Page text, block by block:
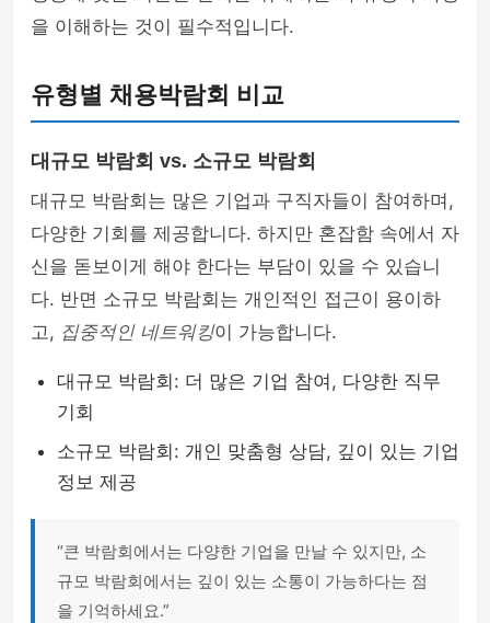
을 이해하는 것이 필수적입니다.
유형별 채용박람회 비교
대규모 박람회 vs. 소규모 박람회
대규모 박람회는 많은 기업과 구직자들이 참여하며,
다양한 기회를 제공합니다. 하지만 혼잡함 속에서 자
신을 돋보이게 해야 한다는 부담이 있을 수 있습니
다. 반면 소규모 박람회는 개인적인 접근이 용이하
고, 집중적인 네트워킹이 가능합니다.
대규모 박람회: 더 많은 기업 참여, 다양한 직무
기회
소규모 박람회: 개인 맞춤형 상담, 깊이 있는 기업
정보 제공
“큰 박람회에서는 다양한 기업을 만날 수 있지만, 소
규모 박람회에서는 깊이 있는 소통이 가능하다는 점
을 기억하세요.”